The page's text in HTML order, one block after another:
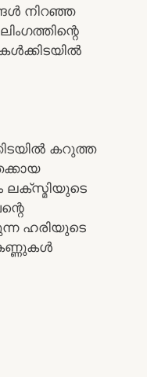
നിറഞ്ഞ
കറുത്ത
ലക്സ്മിയുടെ
ഹരിയുടെ